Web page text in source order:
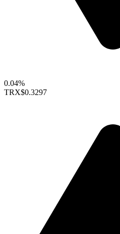
0.04%
TRX$0.3297